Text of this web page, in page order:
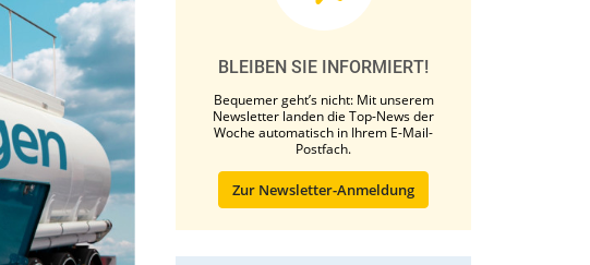
BLEIBEN SIE INFORMIERT!
Bequemer geht’s nicht: Mit unserem
Newsletter landen die Top-News der
Woche automatisch in Ihrem E-Mail-
Postfach.
Zur Newsletter-Anmeldung